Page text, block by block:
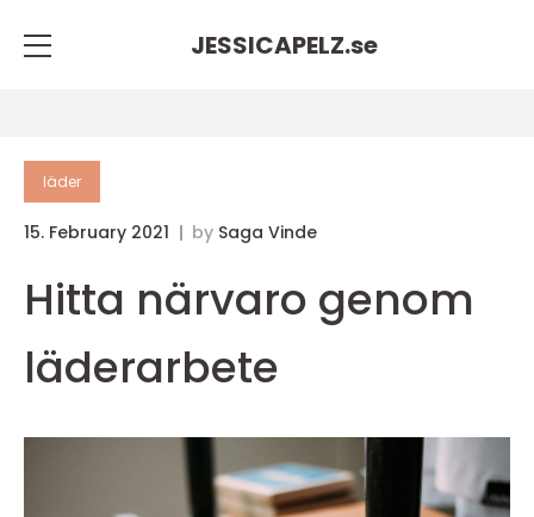
JESSICAPELZ.se
läder
15. February 2021 by Saga Vinde
Hitta närvaro genom
läderarbete